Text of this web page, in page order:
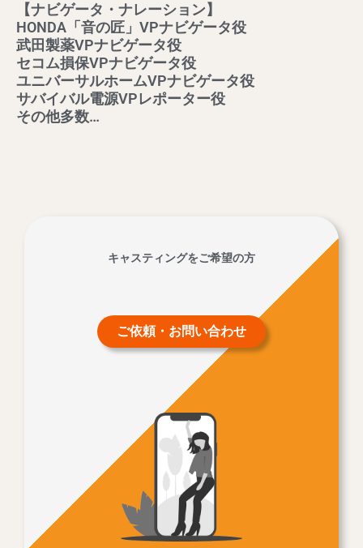
【ナビゲータ・ナレーション】
HONDA「音の匠」VPナビゲータ役
武田製薬VPナビゲータ役
セコム損保VPナビゲータ役
ユニバーサルホームVPナビゲータ役
サバイバル電源VPレポーター役
その他多数…
キャスティングをご希望の方
ご依頼・お問い合わせ